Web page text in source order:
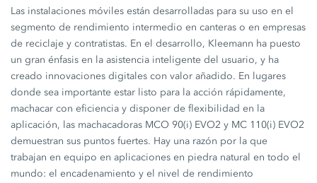
Las instalaciones móviles están desarrolladas para su uso en el
segmento de rendimiento intermedio en canteras o en empresas
de reciclaje y contratistas. En el desarrollo, Kleemann ha puesto
un gran énfasis en la asistencia inteligente del usuario, y ha
creado innovaciones digitales con valor añadido. En lugares
donde sea importante estar listo para la acción rápidamente,
machacar con eficiencia y disponer de flexibilidad en la
aplicación, las machacadoras MCO 90(i) EVO2 y MC 110(i) EVO2
demuestran sus puntos fuertes. Hay una razón por la que
trabajan en equipo en aplicaciones en piedra natural en todo el
mundo: el encadenamiento y el nivel de rendimiento